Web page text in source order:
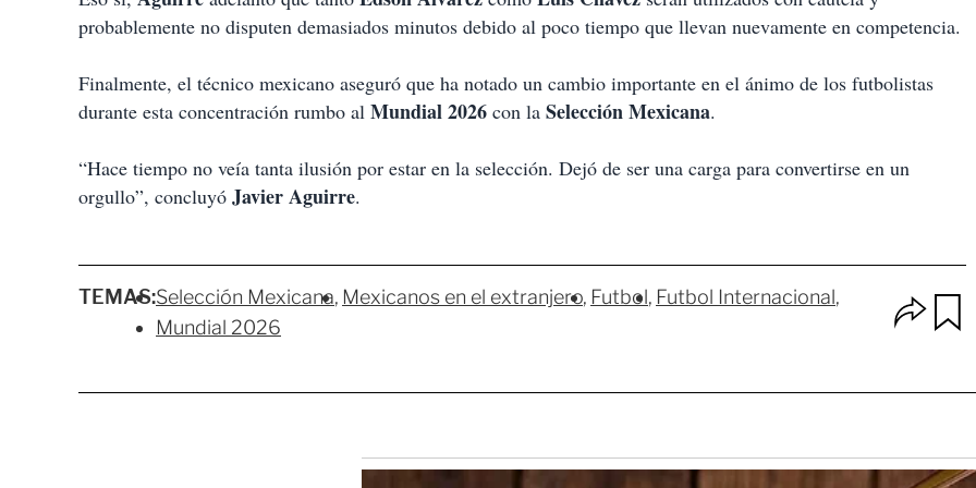
probablemente no disputen demasiados minutos debido al poco tiempo que llevan nuevamente en competencia.
Finalmente, el técnico mexicano aseguró que ha notado un cambio importante en el ánimo de los futbolistas
durante esta concentración rumbo al Mundial 2026 con la Selección Mexicana.
“Hace tiempo no veía tanta ilusión por estar en la selección. Dejó de ser una carga para convertirse en un
orgullo”, concluyó Javier Aguirre.
TEMAS:Selección Mexicana Mexicanos en el extranjero Futbol Futbol Internacional
Mundial 2026
p
i
n
r
a